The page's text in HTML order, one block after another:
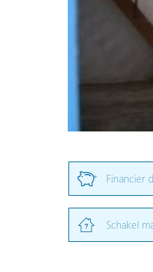
Financier
Schakel